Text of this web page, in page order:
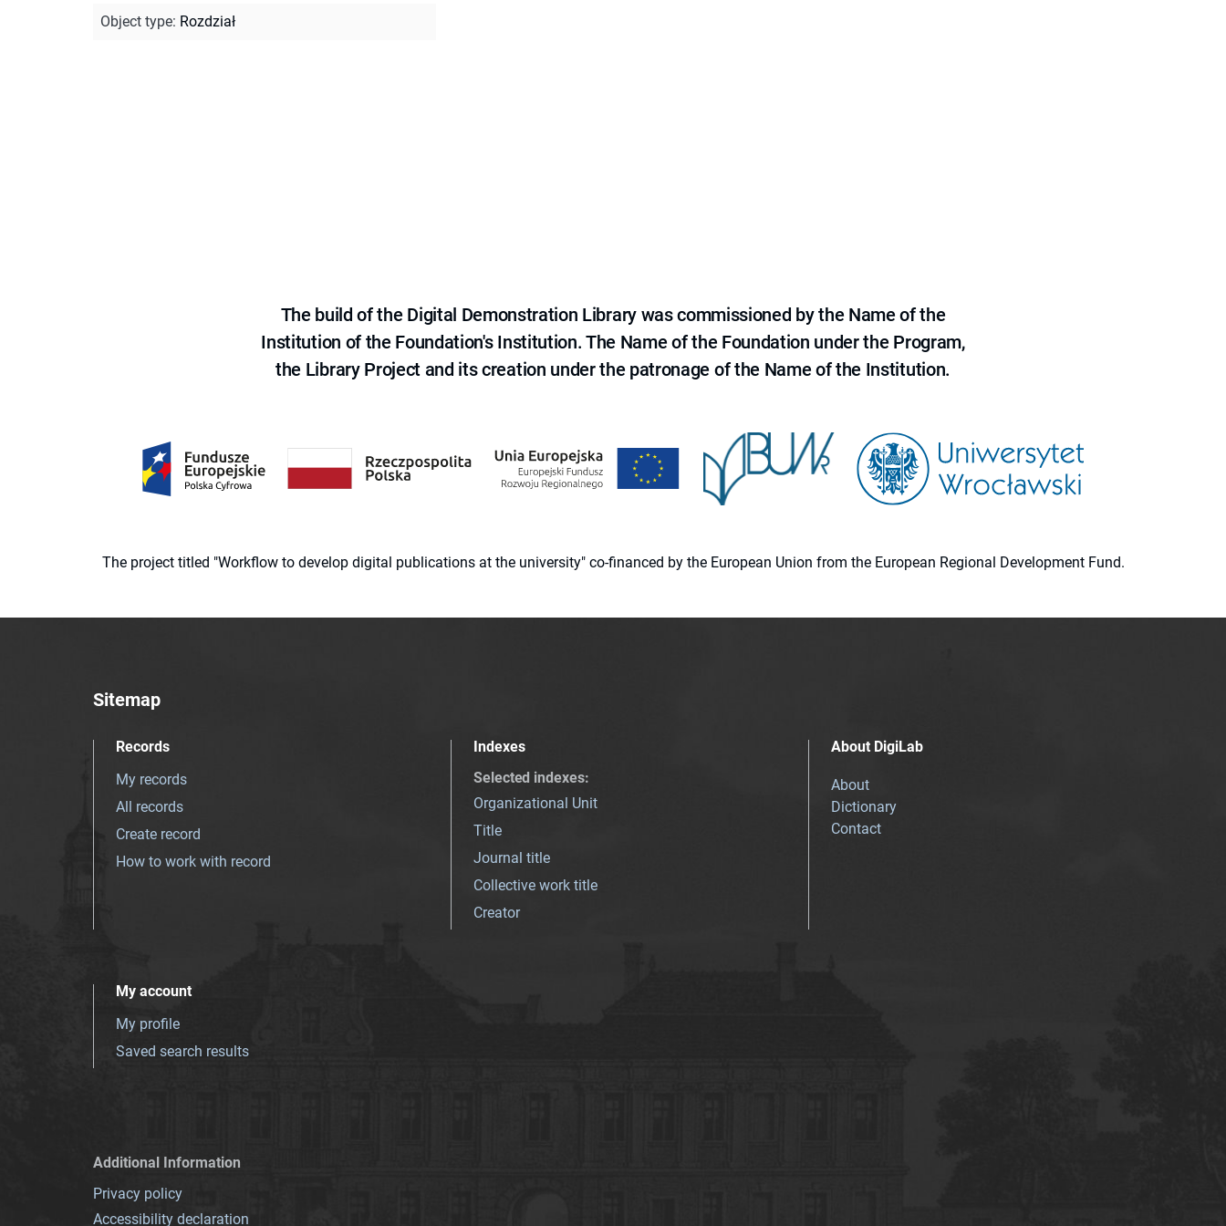
Object type: Rozdział
The build of the Digital Demonstration Library was commissioned by the Name of the
Institution of the Foundation's Institution. The Name of the Foundation under the Program,
the Library Project and its creation under the patronage of the Name of the Institution.
The project titled "Workflow to develop digital publications at the university" co-financed by the European Union from the European Regional Development Fund.
Sitemap
Records
My records
All records
Create record
How to work with record
Indexes
Selected indexes:
Organizational Unit
Title
Journal title
Collective work title
Creator
About DigiLab
About
Dictionary
Contact
My account
My profile
Saved search results
Additional Information
Privacy policy
Accessibility declaration